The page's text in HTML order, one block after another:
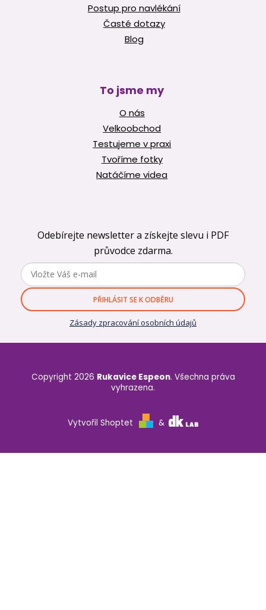
Postup pro navlékání
Časté dotazy
Blog
To jsme my
O nás
Velkoobchod
Testujeme v praxi
Tvoříme fotky
Natáčíme videa
Odebírejte newsletter a získejte slevu i PDF
průvodce zdarma.
PŘIHLÁSIT SE K ODBĚRU
Zásady zpracování osobních údajů
Vytvořil Shoptet &
Copyright 2026 Rukavice Espeon. Všechna práva
vyhrazena.